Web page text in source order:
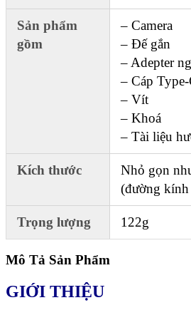
Sản phẩm
gồm
– Camera
– Đế gắn
– Adepter
– Cáp Type-
– Vít
– Khoá
– Tài liệu
Kích thước
Nhỏ gọn
(đường kính
Trọng lượng 122g
Mô Tả Sản Phẩm
GIỚI THIỆU